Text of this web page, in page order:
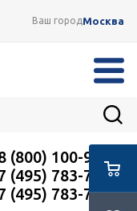
Ваш городМосква
(800) 100-91-12
(495) 783-72-87
(495) 783-72-87